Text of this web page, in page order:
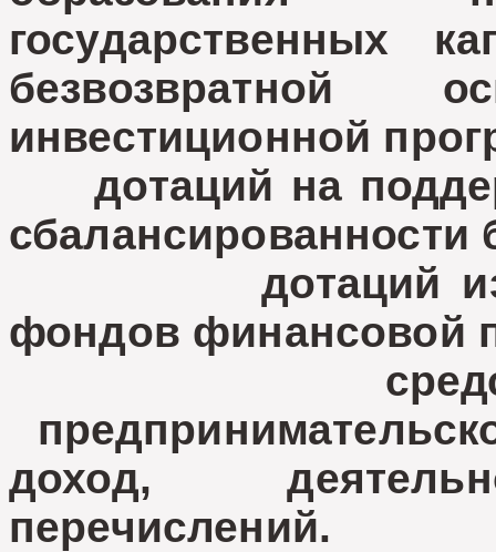
государственных
безвозвратной
инвестиционной
дотаций на
дотаций из
фондов
средств,
доход,
перечислений.